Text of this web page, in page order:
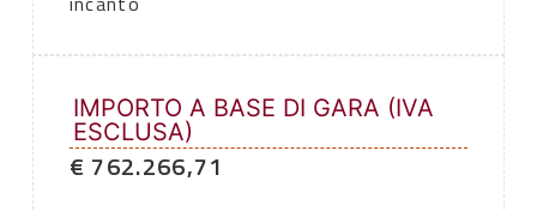
IMPORTO A BASE DI GARA (IVA
ESCLUSA)
€ 762.266,71